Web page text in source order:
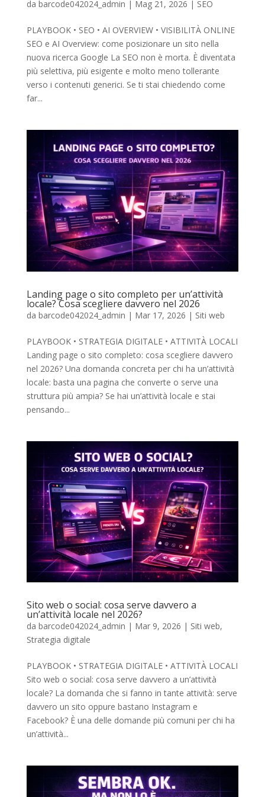
da barcode042024_admin | Mag 21, 2026 | SEO
PLAYBOOK • SEO • AI OVERVIEW • VISIBILITÀ ONLINE
SEO e AI Overview: come posizionare un sito nella
nuova ricerca Google La SEO non è morta. È diventata
più selettiva, più esigente e molto meno tollerante
verso i contenuti generici. Se ti stai chiedendo come
far...
Landing page o sito completo per un’attività
locale? Cosa scegliere davvero nel 2026
da barcode042024_admin | Mar 17, 2026 | Siti web
PLAYBOOK • STRATEGIA DIGITALE • ATTIVITÀ LOCALI
Landing page o sito completo: cosa scegliere davvero
nel 2026? Una domanda concreta per chi ha un’attività
locale: basta una pagina che converte o serve una
struttura più ampia? Se hai un’attività locale e stai
pensando...
Sito web o social: cosa serve davvero a
un’attività locale nel 2026?
da barcode042024_admin | Mar 9, 2026 | Siti web,
Strategia digitale
PLAYBOOK • STRATEGIA DIGITALE • ATTIVITÀ LOCALI
Sito web o social: cosa serve davvero a un’attività
locale? La domanda che si fanno in tante attività: serve
davvero un sito oppure bastano Instagram e
Facebook? È una delle domande più comuni per chi ha
un’attività...